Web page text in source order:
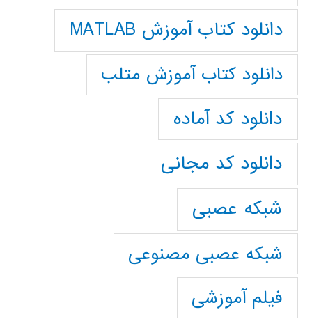
دانلود کتاب آموزش MATLAB
دانلود کتاب آموزش متلب
دانلود کد آماده
دانلود کد مجانی
شبکه عصبی
شبکه عصبی مصنوعی
فیلم آموزشی